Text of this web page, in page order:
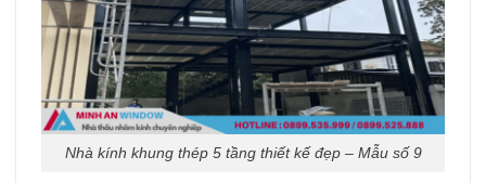
Nhà kính khung thép 5 tầng thiết kế đẹp – Mẫu số 9